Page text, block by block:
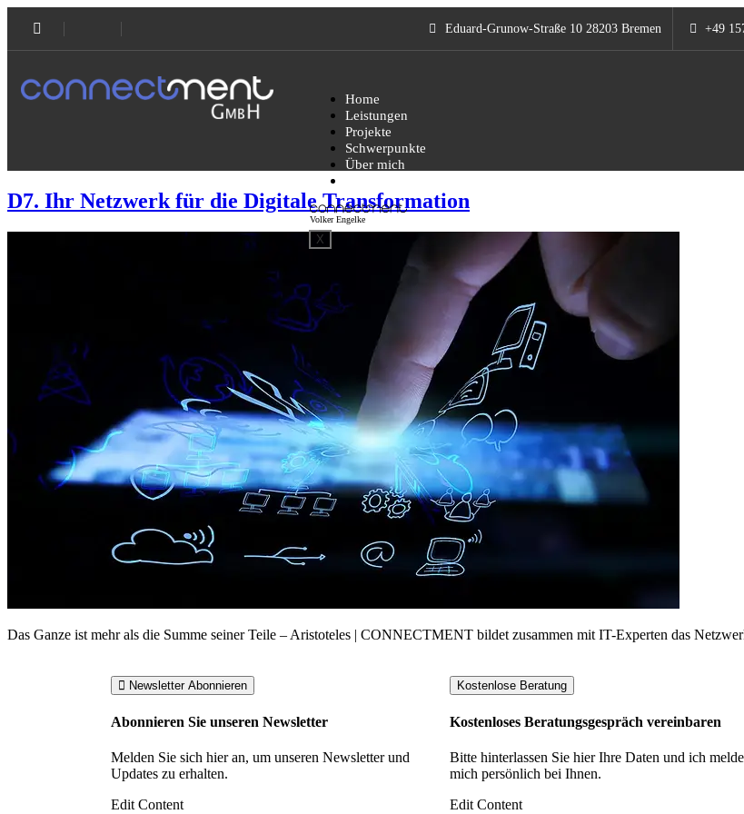
Eduard-Grunow-Straße 10 28203 Bremen​ +49
Home
Leistungen
Projekte
Schwerpunkte
Über mich
X
D7. Ihr Netzwerk für die Digitale Transformation
Das Ganze ist mehr als die Summe seiner Teile – Aristoteles​ | CONNECTMENT bildet zusammen mit IT-Experten das
Newsletter Abonnieren
Abonnieren Sie unseren Newsletter
Melden Sie sich hier an, um unseren Newsletter und
Updates zu erhalten.
Edit Content
Kostenlose Beratung
Kostenloses Beratungsgespräch vereinbaren
Bitte hinterlassen Sie hier Ihre Daten und ich melde
mich persönlich bei Ihnen.
Edit Content